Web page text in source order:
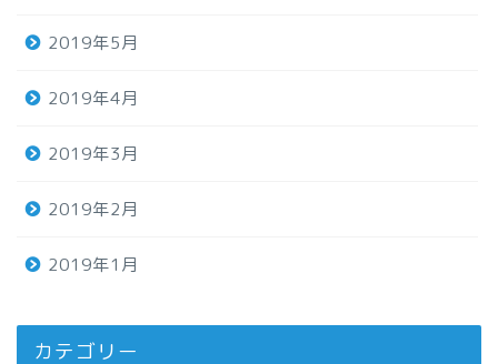
2019年5月
2019年4月
2019年3月
2019年2月
2019年1月
カテゴリー